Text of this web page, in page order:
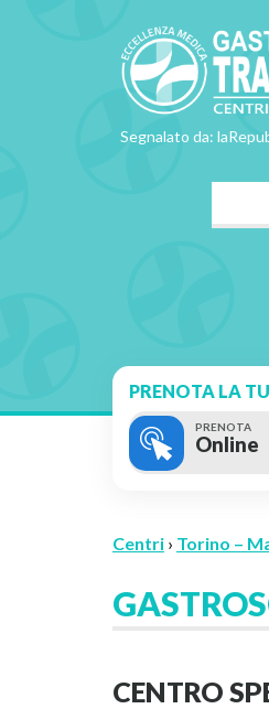
Segnalato da:
PRENOTA LA
PRENOTA
Online
Centri › Torino –
CENTRO